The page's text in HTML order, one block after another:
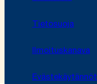
Tietosuoja
Ilmoituskanava
Evästekäytännöt